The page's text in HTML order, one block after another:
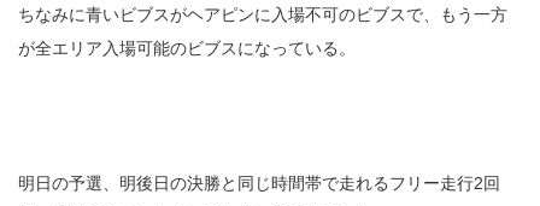
ちなみに青いビブスがヘアピンに入場不可のビブスで、もう一方
が全エリア入場可能のビブスになっている。
明日の予選、明後日の決勝と同じ時間帯で走れるフリー走行2回